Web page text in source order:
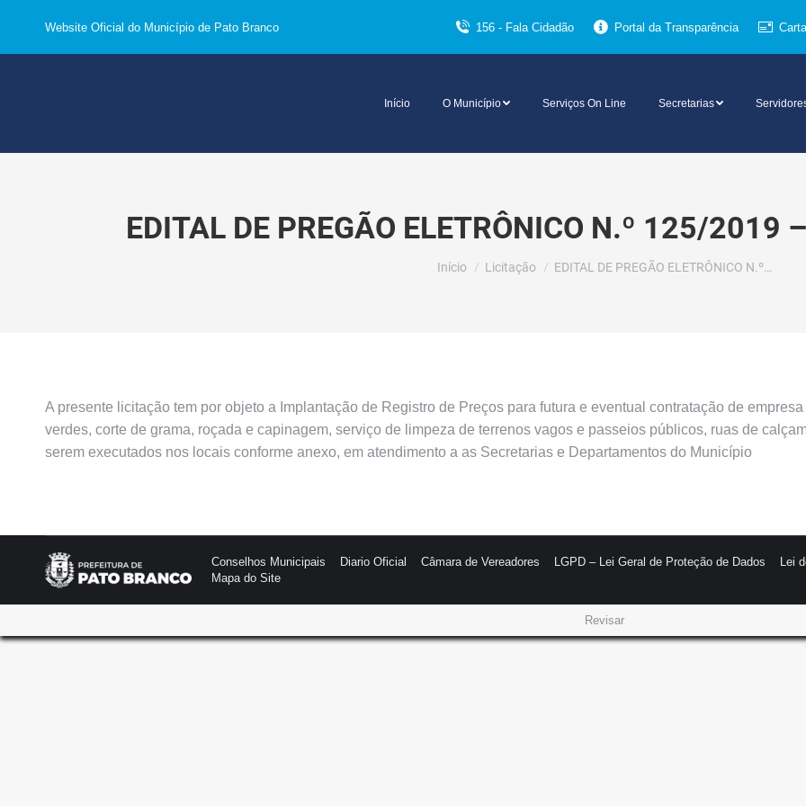
Website Oficial do Município de Pato Branco 156 - Fala Cidadão Portal da Transparência
Início O Município Serviços On Line Secretarias
EDITAL DE PREGÃO ELETRÔNICO N.º 125/2019
Você está aqui:
Início Licitação EDITAL DE PREGÃO ELETRÔNICO N.º…
A presente licitação tem por objeto a Implantação de Registro de Preços para futura e eventual contratação de
verdes, corte de grama, roçada e capinagem, serviço de limpeza de terrenos vagos e passeios públicos, ruas de
serem executados nos locais conforme anexo, em atendimento a as Secretarias e Departamentos do Município
Conselhos Municipais Diario Oficial Câmara de Vereadores LGPD – Lei Geral de Proteção de Dados Lei
Mapa do Site
Revisar